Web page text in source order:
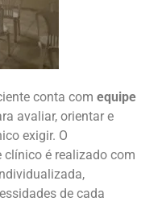
conta com equipe
avaliar, orientar e
exigir. O
é realizado com
de cada